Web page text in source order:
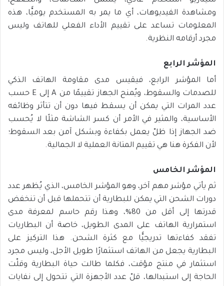
ومشاهدة الفيديوهات، أي ما يمر به المستخدم يوميًّا، هذه
المعلومات تساعد على تقييم الأداء الفعلي للهاتف وليس
مجرد أرقامه النظرية.
المؤشر الرابع
أما المؤشر الرابع، فيقيس مدى مقاومة الهاتف الذكي
للصدمات والسقوط، ويُمنح الجهاز تقييمًا من A إلى E حسب
عدد المرات التي يمكن أن يسقط فيها دون أن تتأثر وظائفه
الأساسية، والمثير في الأمر أن كسر الشاشة مثلًا لا يُحسب
ضد الجهاز إذا ظلّ يعمل بكفاءة وبشكل آمن بعد السقوط؛
لأن الفكرة هنا هي تقييم المتانة العملية لا الجمالية.
المؤشر الخامس
ثم يأتي مؤشر مهم آخر، وهو المؤشر الخامس، الذي يُظهر عدد
دورات الشحن التي يمكن للبطارية أن تتحملها قبل أن تنخفض
قدرتها إلى أقل من 80%، وهذا رقم حاسم لمعرفة مدى
استمرارية الهاتف على المدى الطويل، خاصة أن البطاريات
تفقد كفاءتها تدريجيًّا مع كثرة الشحن. هذا التركيز على
البطارية يجعل من الهاتف استثمارًا طويل الأجل، وليس مجرد
استثمار في منتج مؤقت، فكلما طالت حياة البطارية وقلّت
الحاجة إلى استبدالها، قلّ عدد الأجهزة التي تتحول إلى نفايات